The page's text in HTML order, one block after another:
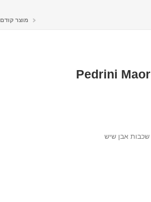
מוצר קודם